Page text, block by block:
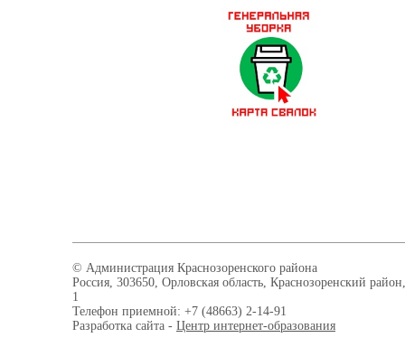
© Администрация Краснозоренского района
Россия, 303650, Орловская область, Краснозоренский
1
Телефон приемной: +7 (48663) 2-14-91
Разработка сайта - Центр интернет-образования